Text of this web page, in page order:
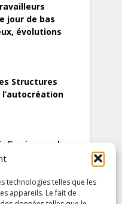
technologies telles que les
appareils. Le fait de
jour de bas
évolutions
Structures
:quels
pour